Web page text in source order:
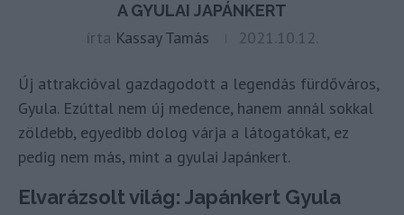
A GYULAI JAPÁNKERT
írta Kassay Tamás 2021.10.12.
Új attrakcióval gazdagodott a legendás fürdőváros,
Gyula. Ezúttal nem új medence, hanem annál sokkal
zöldebb, egyedibb dolog várja a látogatókat, ez
pedig nem más, mint a gyulai Japánkert.
Elvarázsolt világ: Japánkert Gyula